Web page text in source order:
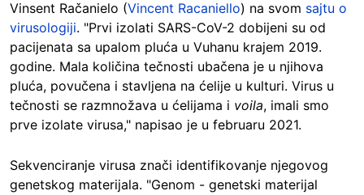
Vinsent Račanielo (Vincent Racaniello) na svom sajtu o
virusologiji. "Prvi izolati SARS-CoV-2 dobijeni su od
pacijenata sa upalom pluća u Vuhanu krajem 2019.
godine. Mala količina tečnosti ubačena je u njihova
pluća, povučena i stavljena na ćelije u kulturi. Virus u
tečnosti se razmnožava u ćelijama i voila, imali smo
prve izolate virusa," napisao je u februaru 2021.
Sekvenciranje virusa znači identifikovanje njegovog
genetskog materijala. "Genom - genetski materijal